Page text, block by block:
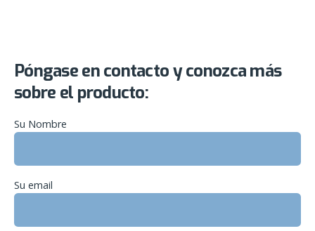
Póngase en contacto y conozca más
sobre el producto:
Su Nombre
Su email